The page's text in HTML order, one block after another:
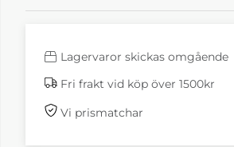
Lagervaror skickas omgående
Fri frakt vid köp över 1500kr
Vi prismatchar